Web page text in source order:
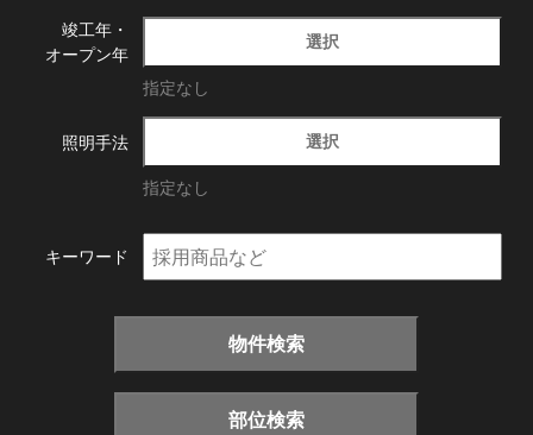
竣工年・
オープン年
選択
指定なし
照明手法 選択
指定なし
キーワード
物件検索
部位検索